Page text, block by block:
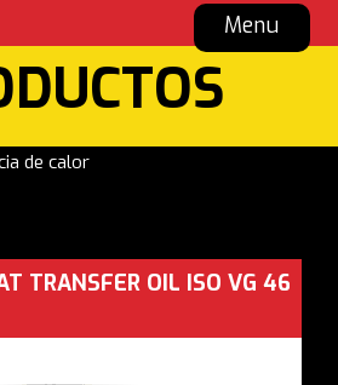
Menu
de calor
TRANSFER OIL ISO VG 46